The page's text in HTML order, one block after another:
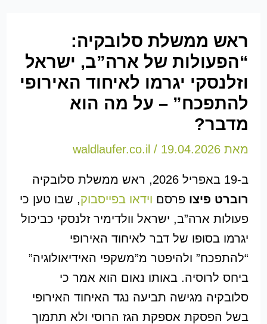
ראש ממשלת סלובקיה:
“הפעולות של ארה”ב, ישראל
וזלנסקי יגרמו לאיחוד האירופי
להתפכח” – על מה הוא
מדבר?
מאת waldlaufer.co.il/ 19.04.2026
ב-19 באפריל 2026, ראש ממשלת סלובקיה
רוברט פיצו פרסם וידאו בפייסבוק, שבו טען כי
פעולות ארה”ב, ישראל וולדימיר זלנסקי כביכול
יגרמו בסופו של דבר לאיחוד האירופי
“להתפכח” ולהיפטר מ”משקפי האידיאולוגיה”
ביחס לרוסיה. באותו נאום הוא אמר כי
סלובקיה מגישה תביעה נגד האיחוד האירופי
בשל הפסקת אספקת הגז הרוסי ולא תתמוך